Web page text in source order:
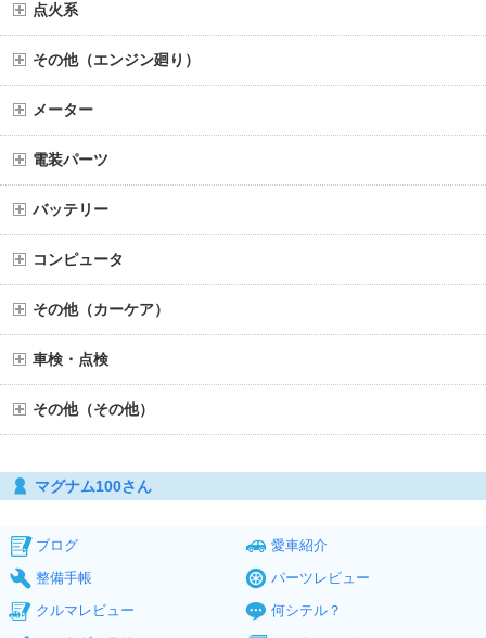
点火系
その他（エンジン廻り）
メーター
電装パーツ
バッテリー
コンピュータ
その他（カーケア）
車検・点検
その他（その他）
マグナム100さん
ブログ
愛車紹介
整備手帳
パーツレビュー
クルマレビュー
何シテル？